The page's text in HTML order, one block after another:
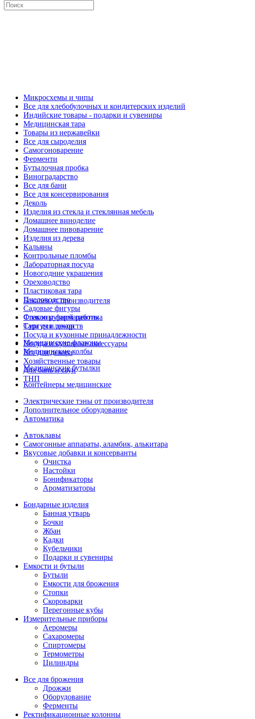
Микросхемы и чипы
Все для хлебобулочных и кондитерских изделий
Индийские товары - подарки и сувениры
Медицинская тара
Товары из нержавейки
Все для сыроделия
Самогоноварение
Ферменти
Бутылочная пробка
Виноградарство
Все для бани
Все для консервирования
Деколь
Изделия из стекла и стеклянная мебель
Домашнее виноделие
Домашнее пивоварение
Изделия из дерева
Кальяны
Контрольные пломбы
Лабораторная посуда
Новогодние украшения
Ореховодство
Пластиковая тара
Пчеловодство
Садовые фигуры
Стекло ручной работы
Сургуч и декор
Посуда и кухонные принадлежности
Посуда и кухонные аксессуары
Все для декора
Хозяйственные товары
Для бань и саун
ТНП
Бакалея от производителя
Флаконы фармацевтика
Тара для лекарств
Медицинские флаконы
Медицинские колбы
Медицинские бутылки
Контейнеры медицинские
Электрические тэны от производителя
Дополнительное оборудование
Автоматика
Автоклавы
Самогонные аппараты, аламбик, алькитара
Вкусовые добавки и консерванты
Очистка
Настойки
Бонификаторы
Ароматизаторы
Бондарные изделия
Банная утварь
Бочки
Жбан
Кадки
Кубельчики
Подарки и сувениры
Емкости и бутыли
Бутыли
Емкости для брожения
Стопки
Скороварки
Перегонные кубы
Измерительные приборы
Аеромеры
Сахаромеры
Спиртомеры
Термометры
Цилиндры
Все для брожения
Дрожжи
Оборудование
Ферменты
Ректификационные колонны